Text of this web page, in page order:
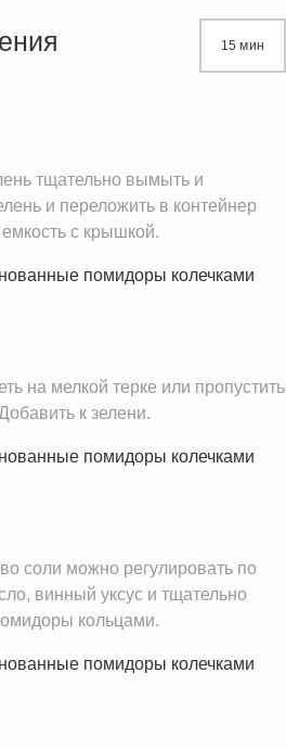
65.6 г
1094.3 мг
9.5 мг
164.9 мг
12.4 мкг
15 мин
тщательно вымыть и
и переложить в контейнер
с крышкой.
на мелкой терке или пропустить
к зелени.
соли можно регулировать по
винный уксус и тщательно
кольцами.